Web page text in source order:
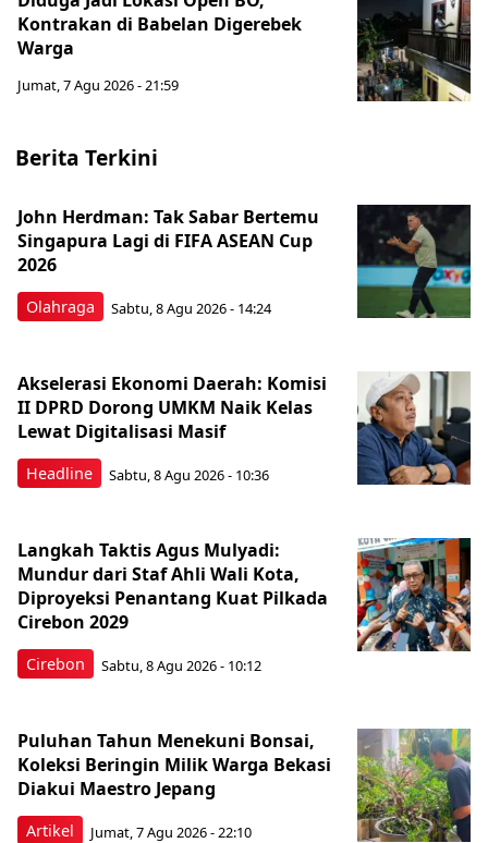
Kontrakan di Babelan Digerebek
Warga
Jumat, 7 Agu 2026 - 21:59
Berita Terkini
Olahraga
John Herdman: Tak Sabar Bertemu
Singapura Lagi di FIFA ASEAN Cup
2026
Sabtu, 8 Agu 2026 - 14:24
Headline
Akselerasi Ekonomi Daerah: Komisi
II DPRD Dorong UMKM Naik Kelas
Lewat Digitalisasi Masif
Sabtu, 8 Agu 2026 - 10:36
Cirebon
Langkah Taktis Agus Mulyadi:
Mundur dari Staf Ahli Wali Kota,
Diproyeksi Penantang Kuat Pilkada
Cirebon 2029
Sabtu, 8 Agu 2026 - 10:12
Artikel
Puluhan Tahun Menekuni Bonsai,
Koleksi Beringin Milik Warga Bekasi
Diakui Maestro Jepang
Jumat, 7 Agu 2026 - 22:10